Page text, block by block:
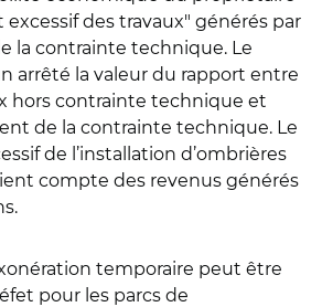
excessif des travaux" générés par
la contrainte technique. Le
arrêté la valeur du rapport entre
hors contrainte technique et
de la contrainte technique. Le
de l’installation d’ombrières
compte des revenus générés
temporaire peut être
pour les parcs de